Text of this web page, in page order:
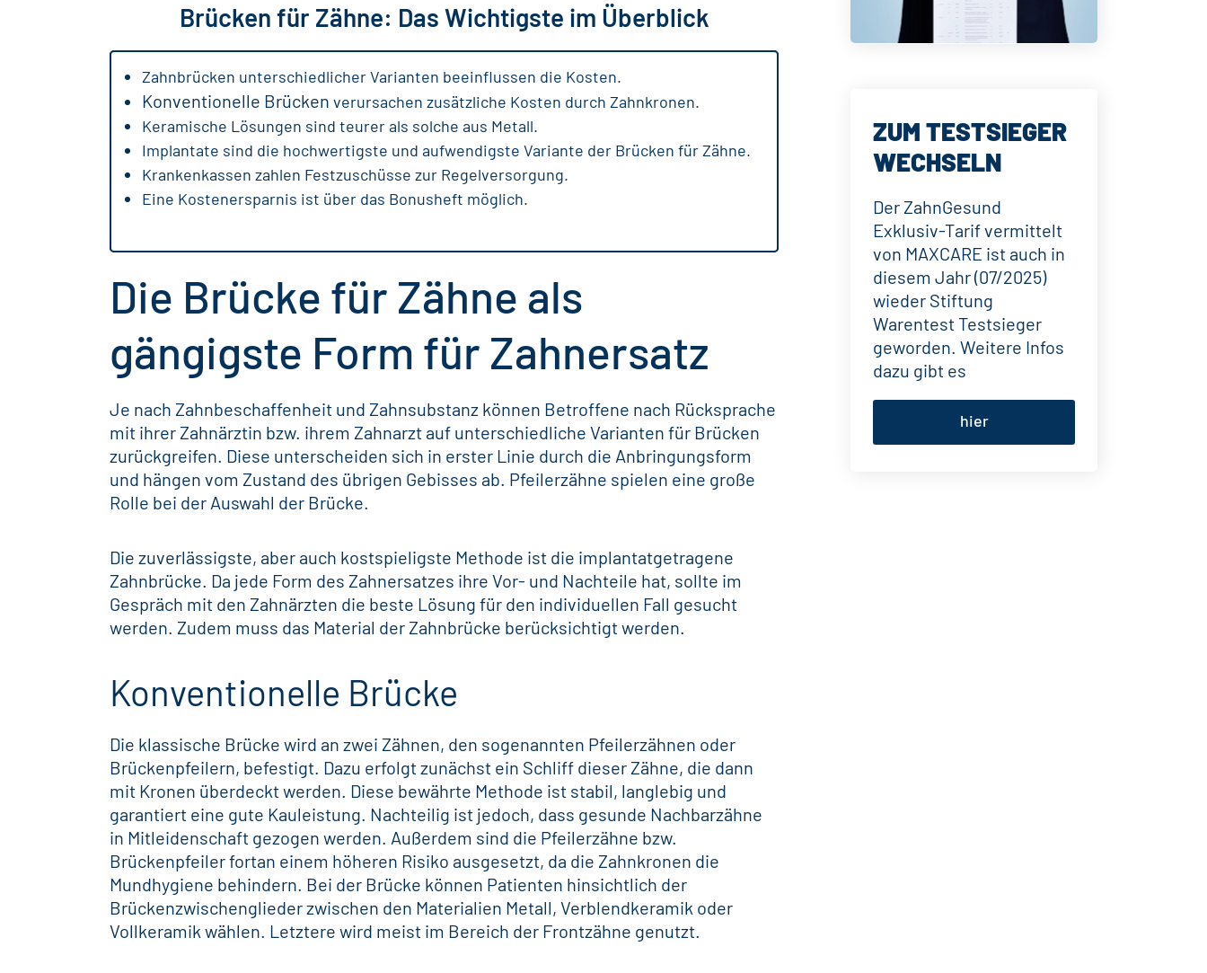
Brücken für Zähne: Das Wichtigste im Überblick
Zahnbrücken unterschiedlicher Varianten beeinflussen die Kosten.
Konventionelle Brücken verursachen zusätzliche Kosten durch Zahnkronen.
Keramische Lösungen sind teurer als solche aus Metall.
Implantate sind die hochwertigste und aufwendigste Variante der Brücken für Zähne.
Krankenkassen zahlen Festzuschüsse zur Regelversorgung.
Eine Kostenersparnis ist über das Bonusheft möglich.
Die Brücke für Zähne als
gängigste Form für Zahnersatz
Je nach Zahnbeschaffenheit und Zahnsubstanz können Betroffene nach Rücksprache
mit ihrer Zahnärztin bzw. ihrem Zahnarzt auf unterschiedliche Varianten für Brücken
zurückgreifen. Diese unterscheiden sich in erster Linie durch die Anbringungsform
und hängen vom Zustand des übrigen Gebisses ab. Pfeilerzähne spielen eine große
Rolle bei der Auswahl der Brücke.
Die zuverlässigste, aber auch kostspieligste Methode ist die implantatgetragene
Zahnbrücke. Da jede Form des Zahnersatzes ihre Vor- und Nachteile hat, sollte im
Gespräch mit den Zahnärzten die beste Lösung für den individuellen Fall gesucht
werden. Zudem muss das Material der Zahnbrücke berücksichtigt werden.
Konventionelle Brücke
Die klassische Brücke wird an zwei Zähnen, den sogenannten Pfeilerzähnen oder
Brückenpfeilern, befestigt. Dazu erfolgt zunächst ein Schliff dieser Zähne, die dann
mit Kronen überdeckt werden. Diese bewährte Methode ist stabil, langlebig und
garantiert eine gute Kauleistung. Nachteilig ist jedoch, dass gesunde Nachbarzähne
in Mitleidenschaft gezogen werden. Außerdem sind die Pfeilerzähne bzw.
Brückenpfeiler fortan einem höheren Risiko ausgesetzt, da die Zahnkronen die
Mundhygiene behindern. Bei der Brücke können Patienten hinsichtlich der
Brückenzwischenglieder zwischen den Materialien Metall, Verblendkeramik oder
Vollkeramik wählen. Letztere wird meist im Bereich der Frontzähne genutzt.
ZUM TESTSIEGER
WECHSELN
Der ZahnGesund
Exklusiv-Tarif vermittelt
von MAXCARE ist auch in
diesem Jahr (07/2025)
wieder Stiftung
Warentest Testsieger
geworden. Weitere Infos
dazu gibt es
hier